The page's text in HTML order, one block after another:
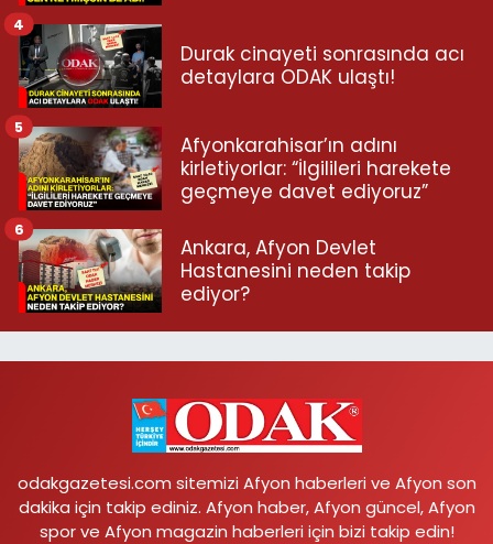
Durak cinayeti sonrasında acı
detaylara ODAK ulaştı!
4
Afyonkarahisar’ın adını
kirletiyorlar: “İlgilileri harekete
geçmeye davet ediyoruz”
5
Ankara, Afyon Devlet
Hastanesini neden takip
ediyor?
6
odakgazetesi.com sitemizi Afyon haberleri ve Afyon son
dakika için takip ediniz. Afyon haber, Afyon güncel, Afyon
spor ve Afyon magazin haberleri için bizi takip edin!